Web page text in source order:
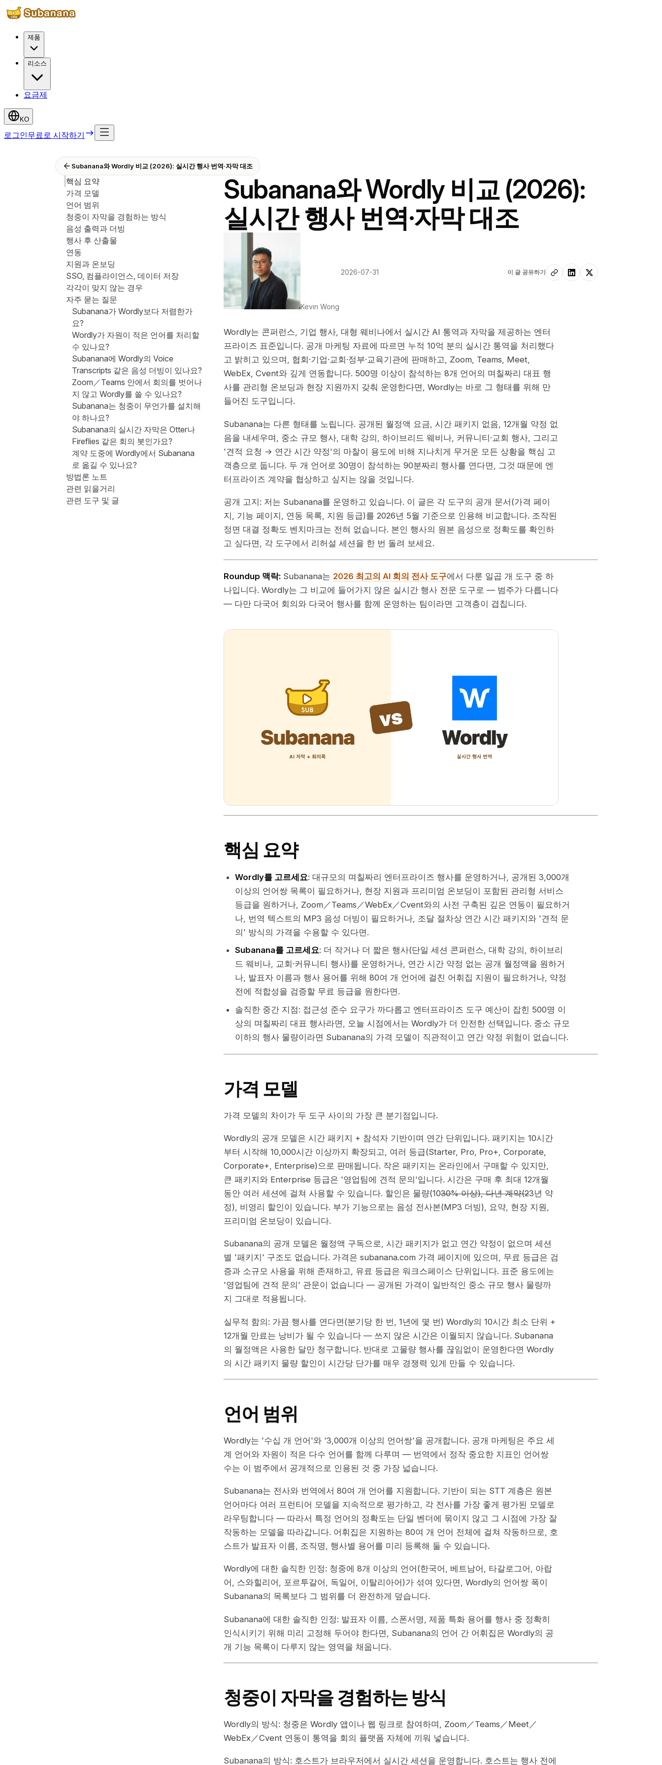
제품
리소스
요금제
KO
로그인무료로 시작하기
Subanana와 Wordly 비교 (2026): 실시간 행사 번역·자막 대조
핵심 요약
가격 모델
언어 범위
청중이 자막을 경험하는 방식
음성 출력과 더빙
행사 후 산출물
연동
지원과 온보딩
SSO, 컴플라이언스, 데이터 저장
각각이 맞지 않는 경우
자주 묻는 질문
Subanana가 Wordly보다 저렴한가
요?
Wordly가 자원이 적은 언어를 처리할
수 있나요?
Subanana에 Wordly의 Voice
Transcripts 같은 음성 더빙이 있나요?
Zoom／Teams 안에서 회의를 벗어나
지 않고 Wordly를 쓸 수 있나요?
Subanana는 청중이 무언가를 설치해
야 하나요?
Subanana의 실시간 자막은 Otter나
Fireflies 같은 회의 봇인가요?
계약 도중에 Wordly에서 Subanana
로 옮길 수 있나요?
방법론 노트
관련 읽을거리
관련 도구 및 글
Subanana와 Wordly 비교 (2026):
실시간 행사 번역·자막 대조
Kevin Wong
·2026-07-31 이 글 공유하기
Wordly는 콘퍼런스, 기업 행사, 대형 웨비나에서 실시간 AI 통역과 자막을 제공하는 엔터
프라이즈 표준입니다. 공개 마케팅 자료에 따르면 누적 10억 분의 실시간 통역을 처리했다
고 밝히고 있으며, 협회·기업·교회·정부·교육기관에 판매하고, Zoom, Teams, Meet,
WebEx, Cvent와 깊게 연동합니다. 500명 이상이 참석하는 8개 언어의 며칠짜리 대표 행
사를 관리형 온보딩과 현장 지원까지 갖춰 운영한다면, Wordly는 바로 그 형태를 위해 만
들어진 도구입니다.
Subanana는 다른 형태를 노립니다. 공개된 월정액 요금, 시간 패키지 없음, 12개월 약정 없
음을 내세우며, 중소 규모 행사, 대학 강의, 하이브리드 웨비나, 커뮤니티·교회 행사, 그리고
'견적 요청 → 연간 시간 약정'의 마찰이 용도에 비해 지나치게 무거운 모든 상황을 핵심 고
객층으로 둡니다. 두 개 언어로 30명이 참석하는 90분짜리 행사를 연다면, 그것 때문에 엔
터프라이즈 계약을 협상하고 싶지는 않을 것입니다.
공개 고지: 저는 Subanana를 운영하고 있습니다. 이 글은 각 도구의 공개 문서(가격 페이
지, 기능 페이지, 연동 목록, 지원 등급)를 2026년 5월 기준으로 인용해 비교합니다. 조작된
정면 대결 정확도 벤치마크는 전혀 없습니다. 본인 행사의 원본 음성으로 정확도를 확인하
고 싶다면, 각 도구에서 리허설 세션을 한 번 돌려 보세요.
Roundup 맥락: Subanana는 2026 최고의 AI 회의 전사 도구에서 다룬 일곱 개 도구 중 하
나입니다. Wordly는 그 비교에 들어가지 않은 실시간 행사 전문 도구로 — 범주가 다릅니다
— 다만 다국어 회의와 다국어 행사를 함께 운영하는 팀이라면 고객층이 겹칩니다.
핵심 요약
Wordly를 고르세요: 대규모의 며칠짜리 엔터프라이즈 행사를 운영하거나, 공개된 3,000개
이상의 언어쌍 목록이 필요하거나, 현장 지원과 프리미엄 온보딩이 포함된 관리형 서비스
등급을 원하거나, Zoom／Teams／WebEx／Cvent와의 사전 구축된 깊은 연동이 필요하거
나, 번역 텍스트의 MP3 음성 더빙이 필요하거나, 조달 절차상 연간 시간 패키지와 '견적 문
의' 방식의 가격을 수용할 수 있다면.
Subanana를 고르세요: 더 작거나 더 짧은 행사(단일 세션 콘퍼런스, 대학 강의, 하이브리
드 웨비나, 교회·커뮤니티 행사)를 운영하거나, 연간 시간 약정 없는 공개 월정액을 원하거
나, 발표자 이름과 행사 용어를 위해 80여 개 언어에 걸친 어휘집 지원이 필요하거나, 약정
전에 적합성을 검증할 무료 등급을 원한다면.
솔직한 중간 지점: 접근성 준수 요구가 까다롭고 엔터프라이즈 도구 예산이 잡힌 500명 이
상의 며칠짜리 대표 행사라면, 오늘 시점에서는 Wordly가 더 안전한 선택입니다. 중소 규모
이하의 행사 물량이라면 Subanana의 가격 모델이 직관적이고 연간 약정 위험이 없습니다.
가격 모델
가격 모델의 차이가 두 도구 사이의 가장 큰 분기점입니다.
Wordly의 공개 모델은 시간 패키지 + 참석자 기반이며 연간 단위입니다. 패키지는 10시간
부터 시작해 10,000시간 이상까지 확장되고, 여러 등급(Starter, Pro, Pro+, Corporate,
Corporate+, Enterprise)으로 판매됩니다. 작은 패키지는 온라인에서 구매할 수 있지만,
큰 패키지와 Enterprise 등급은 '영업팀에 견적 문의'입니다. 시간은 구매 후 최대 12개월
동안 여러 세션에 걸쳐 사용할 수 있습니다. 할인은 물량(1030% 이상), 다년 계약(23년 약
정), 비영리 할인이 있습니다. 부가 기능으로는 음성 전사본(MP3 더빙), 요약, 현장 지원,
프리미엄 온보딩이 있습니다.
Subanana의 공개 모델은 월정액 구독으로, 시간 패키지가 없고 연간 약정이 없으며 세션
별 '패키지' 구조도 없습니다. 가격은 subanana.com 가격 페이지에 있으며, 무료 등급은 검
증과 소규모 사용을 위해 존재하고, 유료 등급은 워크스페이스 단위입니다. 표준 용도에는
'영업팀에 견적 문의' 관문이 없습니다 — 공개된 가격이 일반적인 중소 규모 행사 물량까
지 그대로 적용됩니다.
실무적 함의: 가끔 행사를 연다면(분기당 한 번, 1년에 몇 번) Wordly의 10시간 최소 단위 +
12개월 만료는 낭비가 될 수 있습니다 — 쓰지 않은 시간은 이월되지 않습니다. Subanana
의 월정액은 사용한 달만 청구합니다. 반대로 고물량 행사를 끊임없이 운영한다면 Wordly
의 시간 패키지 물량 할인이 시간당 단가를 매우 경쟁력 있게 만들 수 있습니다.
언어 범위
Wordly는 '수십 개 언어'와 '3,000개 이상의 언어쌍'을 공개합니다. 공개 마케팅은 주요 세
계 언어와 자원이 적은 다수 언어를 함께 다루며 — 번역에서 정작 중요한 지표인 언어쌍
수는 이 범주에서 공개적으로 인용된 것 중 가장 넓습니다.
Subanana는 전사와 번역에서 80여 개 언어를 지원합니다. 기반이 되는 STT 계층은 원본
언어마다 여러 프런티어 모델을 지속적으로 평가하고, 각 전사를 가장 좋게 평가된 모델로
라우팅합니다 — 따라서 특정 언어의 정확도는 단일 벤더에 묶이지 않고 그 시점에 가장 잘
작동하는 모델을 따라갑니다. 어휘집은 지원하는 80여 개 언어 전체에 걸쳐 작동하므로, 호
스트가 발표자 이름, 조직명, 행사별 용어를 미리 등록해 둘 수 있습니다.
Wordly에 대한 솔직한 인정: 청중에 8개 이상의 언어(한국어, 베트남어, 타갈로그어, 아랍
어, 스와힐리어, 포르투갈어, 독일어, 이탈리아어)가 섞여 있다면, Wordly의 언어쌍 폭이
Subanana의 목록보다 그 범위를 더 완전하게 덮습니다.
Subanana에 대한 솔직한 인정: 발표자 이름, 스폰서명, 제품 특화 용어를 행사 중 정확히
인식시키기 위해 미리 고정해 두어야 한다면, Subanana의 언어 간 어휘집은 Wordly의 공
개 기능 목록이 다루지 않는 영역을 채웁니다.
청중이 자막을 경험하는 방식
Wordly의 방식: 청중은 Wordly 앱이나 웹 링크로 참여하며, Zoom／Teams／Meet／
WebEx／Cvent 연동이 통역을 회의 플랫폼 자체에 끼워 넣습니다.
Subanana의 방식: 호스트가 브라우저에서 실시간 세션을 운영합니다. 호스트는 행사 전에